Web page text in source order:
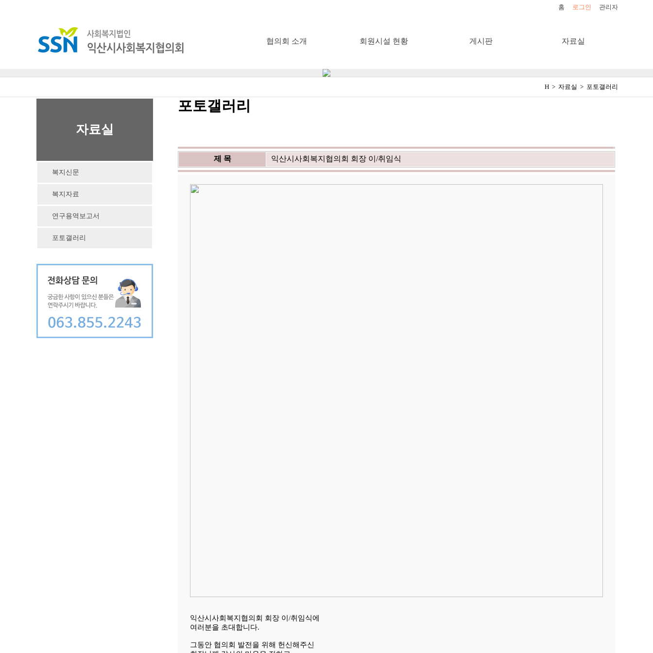
홈 로그인 관리자
협의회 소개 회원시설 현황 게시판 자료실
H > 자료실 > 포토갤러리
자료실
복지신문
복지자료
연구용역보고서
포토갤러리
포토갤러리
제 목 익산시사회복지협의회 회장 이/취임식
익산시사회복지협의회 회장 이/취임식에
여러분을 초대합니다.
그동안 협의회 발전을 위해 헌신해주신